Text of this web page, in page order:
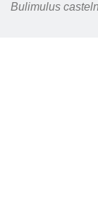
Bulimulus